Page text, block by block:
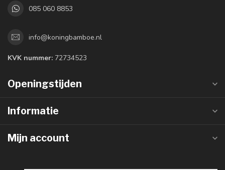
085 060 8853
info@koningbamboe.nl
KVK nummer: 72734523
Openingstijden
Informatie
Mijn account